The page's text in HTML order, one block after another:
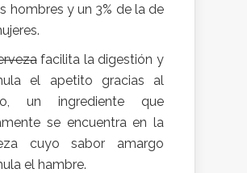
hombres y un 3% de la de
facilita la digestión y
el apetito gracias al
un ingrediente que
se encuentra en la
cuyo sabor amargo
el hambre.